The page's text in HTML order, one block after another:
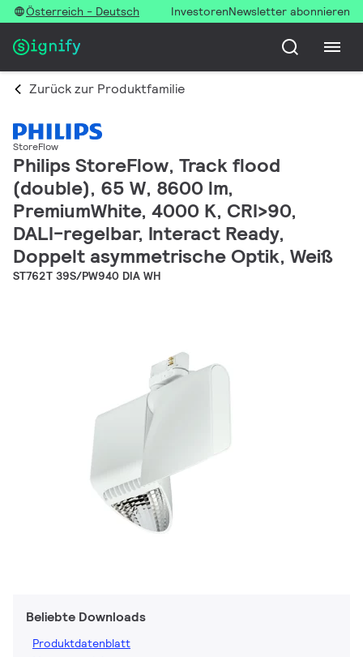
Österreich - Deutsch InvestorenNewsletter abonnieren
Zurück zur Produktfamilie
StoreFlow
Philips StoreFlow, Track flood
(double), 65 W, 8600 lm,
PremiumWhite, 4000 K, CRI>90,
DALI-regelbar, Interact Ready,
Doppelt asymmetrische Optik, Weiß
ST762T 39S/PW940 DIA WH
Beliebte Downloads
Produktdatenblatt